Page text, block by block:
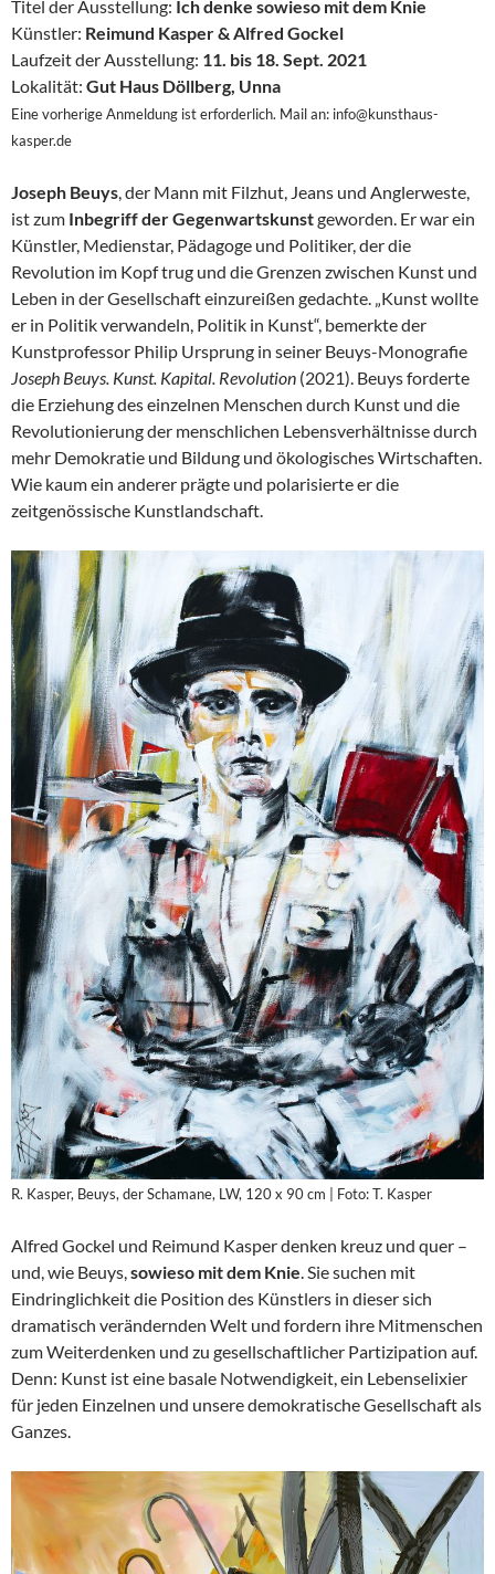
Titel der Ausstellung: Ich denke sowieso mit dem Knie
Künstler: Reimund Kasper & Alfred Gockel
Laufzeit der Ausstellung: 11. bis 18. Sept. 2021
Lokalität: Gut Haus Döllberg, Unna
Eine vorherige Anmeldung ist erforderlich. Mail an: info@kunsthaus-
kasper.de
Joseph Beuys, der Mann mit Filzhut, Jeans und Anglerweste,
ist zum Inbegriff der Gegenwartskunstgeworden. Er war ein
Künstler, Medienstar, Pädagoge und Politiker, der die
Revolution im Kopf trug und die Grenzen zwischen Kunst und
Leben in der Gesellschaft einzureißen gedachte. „Kunst wollte
er in Politik verwandeln, Politik in Kunst“, bemerkte der
Kunstprofessor Philip Ursprung in seiner Beuys-Monografie
Joseph Beuys. Kunst. Kapital. Revolution (2021). Beuys forderte
die Erziehung des einzelnen Menschen durch Kunst und die
Revolutionierung der menschlichen Lebensverhältnisse durch
mehr Demokratie und Bildung und ökologisches Wirtschaften.
Wie kaum ein anderer prägte und polarisierte er die
zeitgenössische Kunstlandschaft.
R. Kasper, Beuys, der Schamane, LW, 120 x 90 cm | Foto: T. Kasper
Alfred Gockel und Reimund Kasper denken kreuz und quer –
und, wie Beuys,sowieso mit dem Knie. Sie suchen mit
Eindringlichkeit die Position des Künstlers in dieser sich
dramatisch verändernden Welt und fordern ihre Mitmenschen
zum Weiterdenken und zu gesellschaftlicher Partizipation auf.
Denn: Kunst ist eine basale Notwendigkeit, ein Lebenselixier
für jeden Einzelnen und unsere demokratische Gesellschaft als
Ganzes.